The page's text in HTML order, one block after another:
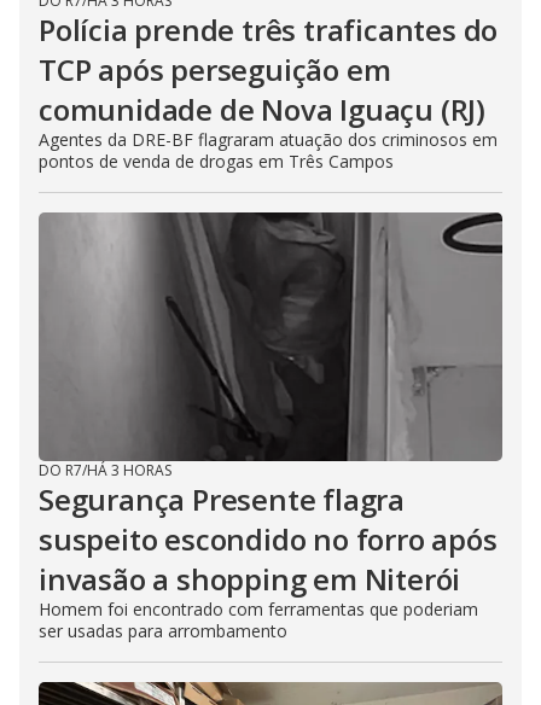
Polícia prende três traficantes do
TCP após perseguição em
comunidade de Nova Iguaçu (RJ)
Agentes da DRE-BF flagraram atuação dos criminosos em
pontos de venda de drogas em Três Campos
DO R7/HÁ 3 HORAS
Segurança Presente flagra
suspeito escondido no forro após
invasão a shopping em Niterói
Homem foi encontrado com ferramentas que poderiam
ser usadas para arrombamento